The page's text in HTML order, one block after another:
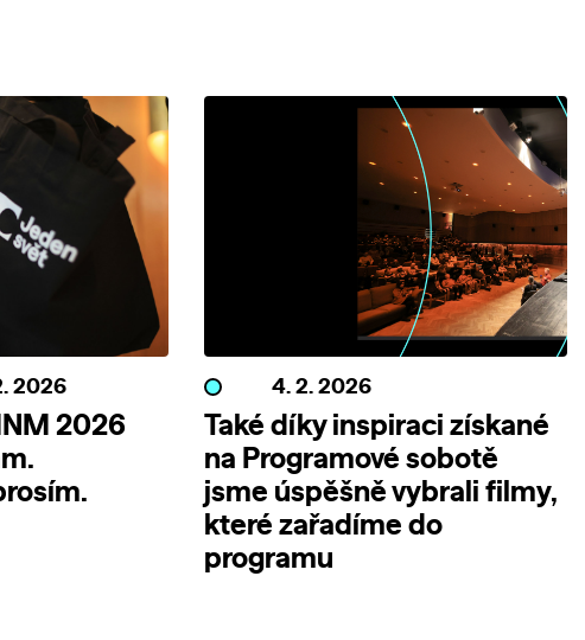
2026
2026
4. 2. 2026
Také díky inspiraci získané
na Programové sobotě
jsme úspěšně vybrali filmy,
které zařadíme do
programu